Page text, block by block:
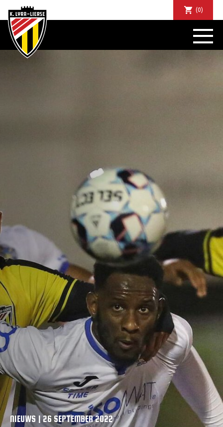
(0)
NIEUWS | 26 SEPTEMBER 2022
NIEUWS
DE CLUB
VACATURES
CONTACTEER ONS